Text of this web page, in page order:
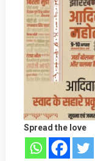
Spread the love